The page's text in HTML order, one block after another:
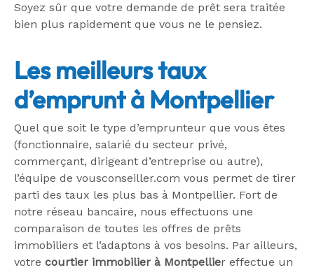
Soyez sûr que votre demande de prêt sera traitée
bien plus rapidement que vous ne le pensiez.
Les meilleurs taux
d’emprunt à Montpellier
Quel que soit le type d’emprunteur que vous êtes
(fonctionnaire, salarié du secteur privé,
commerçant, dirigeant d’entreprise ou autre),
l’équipe de vousconseiller.com vous permet de tirer
parti des taux les plus bas à Montpellier. Fort de
notre réseau bancaire, nous effectuons une
comparaison de toutes les offres de prêts
immobiliers et l’adaptons à vos besoins. Par ailleurs,
votre courtier immobilier à Montpellier effectue un